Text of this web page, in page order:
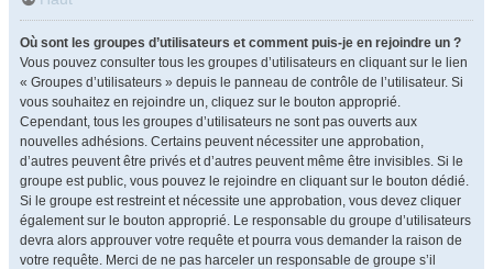
Où sont les groupes d’utilisateurs et comment puis-je en rejoindre un ?
Vous pouvez consulter tous les groupes d’utilisateurs en cliquant sur le lien
« Groupes d’utilisateurs » depuis le panneau de contrôle de l’utilisateur. Si
vous souhaitez en rejoindre un, cliquez sur le bouton approprié.
Cependant, tous les groupes d’utilisateurs ne sont pas ouverts aux
nouvelles adhésions. Certains peuvent nécessiter une approbation,
d’autres peuvent être privés et d’autres peuvent même être invisibles. Si le
groupe est public, vous pouvez le rejoindre en cliquant sur le bouton dédié.
Si le groupe est restreint et nécessite une approbation, vous devez cliquer
également sur le bouton approprié. Le responsable du groupe d’utilisateurs
devra alors approuver votre requête et pourra vous demander la raison de
votre requête. Merci de ne pas harceler un responsable de groupe s’il